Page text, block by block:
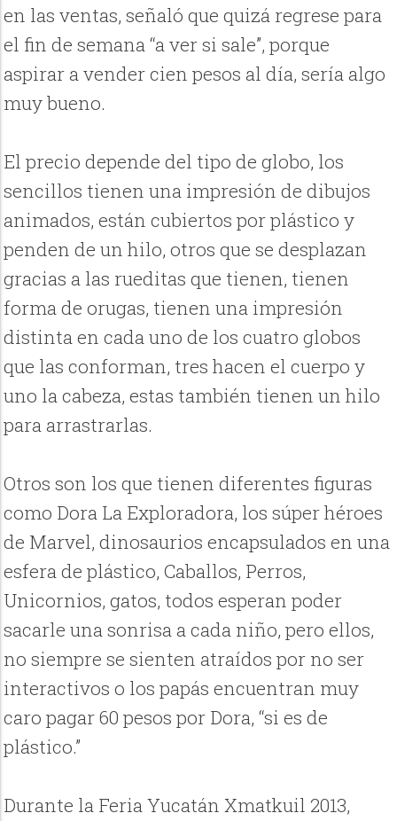
en las ventas, señaló que quizá regrese para
el fin de semana “a ver si sale”, porque
aspirar a vender cien pesos al día, sería algo
muy bueno.
El precio depende del tipo de globo, los
sencillos tienen una impresión de dibujos
animados, están cubiertos por plástico y
penden de un hilo, otros que se desplazan
gracias a las rueditas que tienen, tienen
forma de orugas, tienen una impresión
distinta en cada uno de los cuatro globos
que las conforman, tres hacen el cuerpo y
uno la cabeza, estas también tienen un hilo
para arrastrarlas.
Otros son los que tienen diferentes figuras
como Dora La Exploradora, los súper héroes
de Marvel, dinosaurios encapsulados en una
esfera de plástico, Caballos, Perros,
Unicornios, gatos, todos esperan poder
sacarle una sonrisa a cada niño, pero ellos,
no siempre se sienten atraídos por no ser
interactivos o los papás encuentran muy
caro pagar 60 pesos por Dora, “si es de
plástico.”
Durante la Feria Yucatán Xmatkuil 2013,